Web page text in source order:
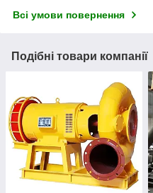
Всі умови повернення
Подібні товари компанії